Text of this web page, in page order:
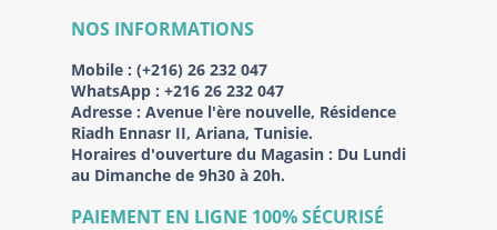
NOS INFORMATIONS
Mobile : (+216) 26 232 047
WhatsApp : +216 26 232 047
Adresse : Avenue l'ère nouvelle, Résidence
Riadh Ennasr II, Ariana, Tunisie.
Horaires d'ouverture du Magasin : Du Lundi
au Dimanche de 9h30 à 20h.
PAIEMENT EN LIGNE 100% SÉCURISÉ